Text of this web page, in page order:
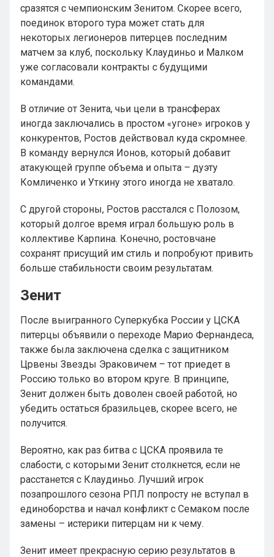
сразятся с чемпионским Зенитом. Скорее всего,
поединок второго тура может стать для
некоторых легионеров питерцев последним
матчем за клуб, поскольку Клаудиньо и Малком
уже согласовали контракты с будущими
командами.
В отличие от Зенита, чьи цели в трансферах
иногда заключались в простом «угоне» игроков у
конкурентов, Ростов действовал куда скромнее.
В команду вернулся Ионов, который добавит
атакующей группе объема и опыта – дуэту
Комличенко и Уткину этого иногда не хватало.
С другой стороны, Ростов расстался с Полозом,
который долгое время играл большую роль в
коллективе Карпина. Конечно, ростовчане
сохранят присущий им стиль и попробуют привить
больше стабильности своим результатам.
Зенит
После выигранного Суперкубка России у ЦСКА
питерцы объявили о переходе Марио Фернандеса,
также была заключена сделка с защитником
Црвены Звезды Эраковичем – тот приедет в
Россию только во втором круге. В принципе,
Зенит должен быть доволен своей работой, но
убедить остаться бразильцев, скорее всего, не
получится.
Вероятно, как раз битва с ЦСКА проявила те
слабости, с которыми Зенит столкнется, если не
расстанется с Клаудиньо. Лучший игрок
позапрошлого сезона РПЛ попросту не вступал в
единоборства и начал конфликт с Семаком после
замены – истерики питерцам ни к чему.
Зенит имеет прекрасную серию результатов в